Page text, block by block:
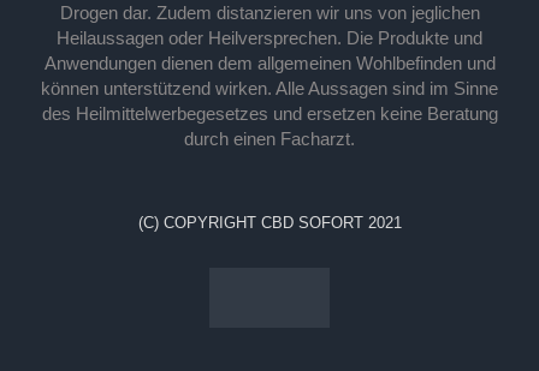
Drogen dar. Zudem distanzieren wir uns von jeglichen
Heilaussagen oder Heilversprechen. Die Produkte und
Anwendungen dienen dem allgemeinen Wohlbefinden und
können unterstützend wirken. Alle Aussagen sind im Sinne
des Heilmittelwerbegesetzes und ersetzen keine Beratung
durch einen Facharzt.
(C) COPYRIGHT CBD SOFORT 2021